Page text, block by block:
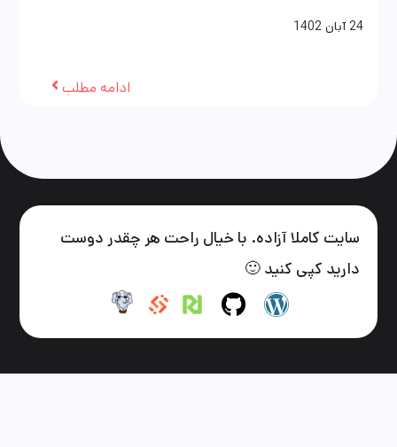
24 آبان 1402
ادامه مطلب
سایت کاملا آزاده. با خیال راحت هر چقدر دوست
دارید کپی کنید 🙂